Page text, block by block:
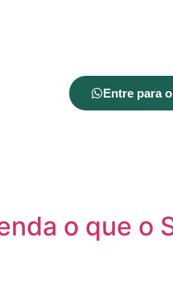
Entre para
o que o